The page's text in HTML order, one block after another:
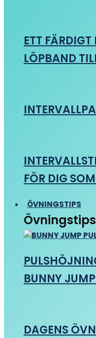
ETT
LÖPBAND
FÖR DIG
ÖVNINGSTIPS
Övningstips
BUNNY
DAGENS